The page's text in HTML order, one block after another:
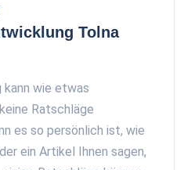
Tolna
kann wie etwas
Ratschläge
es so persönlich ist, wie
ein Artikel Ihnen sagen,